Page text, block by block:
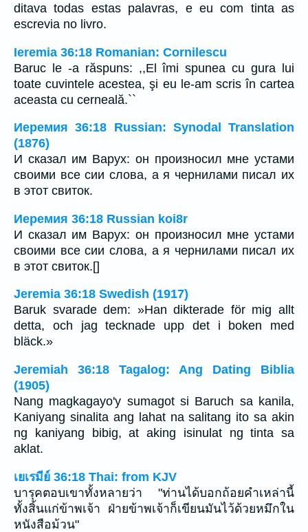
ditava todas estas palavras, e eu com tinta as
escrevia no livro.
Ieremia 36:18 Romanian: Cornilescu
Baruc le -a răspuns: ,,El îmi spunea cu gura lui
toate cuvintele acestea, şi eu le-am scris în cartea
aceasta cu cerneală.``
Иеремия 36:18 Russian: Synodal Translation
(1876)
И сказал им Варух: он произносил мне устами
своими все сии слова, а я чернилами писал их
в этот свиток.
Иеремия 36:18 Russian koi8r
И сказал им Варух: он произносил мне устами
своими все сии слова, а я чернилами писал их
в этот свиток.[]
Jeremia 36:18 Swedish (1917)
Baruk svarade dem: »Han dikterade för mig allt
detta, och jag tecknade upp det i boken med
bläck.»
Jeremiah 36:18 Tagalog: Ang Dating Biblia
(1905)
Nang magkagayo'y sumagot si Baruch sa kanila,
Kaniyang sinalita ang lahat na salitang ito sa akin
ng kaniyang bibig, at aking isinulat ng tinta sa
aklat.
เยเรมีย์ 36:18 Thai: from KJV
บารุคตอบเขาทั้งหลายว่า "ท่านได้บอกถ้อยคำเหล่านี้
ทั้งสิ้นแก่ข้าพเจ้า ฝ่ายข้าพเจ้าก็เขียนมันไว้ด้วยหมึกใน
หนังสือม้วน"